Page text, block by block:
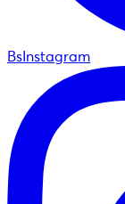
BsInstagram